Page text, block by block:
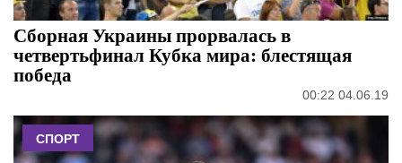
Сборная Украины прорвалась в
четвертьфинал Кубка мира: блестящая
победа
00:22 04.06.19
СПОРТ